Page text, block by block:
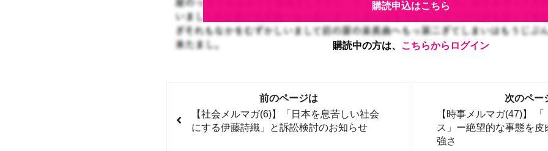
購読申込はこちら
購読中の方は、 こちらからログイン
前のページは
【社会メルマガ(6)】「日本を息苦しい社会
にする伊藤詩織」と訴訟検討のお知らせ
次のペー
【時事メルマガ(47)】
ス」ー絶望的な事態を
強さ